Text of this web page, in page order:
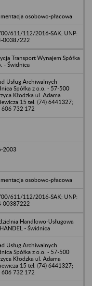
osobowo-płacowa
611/112/2016-SAK; UNP:
00387222
Transport Wynajem Spółka
- Świdnica
Usług Archiwalnych
Spółka z o.o. - 57-500
Kłodzka ul. Adama
15 tel. (74) 6441327;
606 732 172
2003
osobowo-płacowa
611/112/2016-SAK; UNP:
00387222
Handlowo-Usługowa
- Świdnica
Usług Archiwalnych
Spółka z o.o. - 57-500
Kłodzka ul. Adama
15 tel. (74) 6441327;
606 732 172